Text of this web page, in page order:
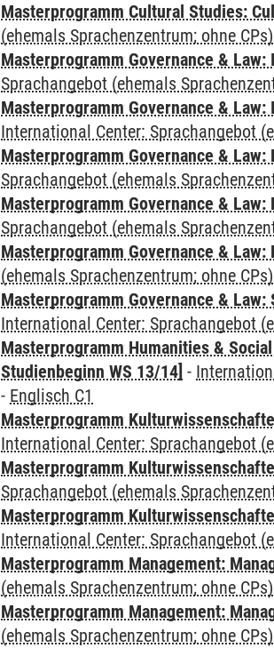
Masterprogramm Cultural Studies:
(ehemals Sprachenzentrum; ohne CPs)
Masterprogramm Governance &
Sprachangebot (ehemals
Masterprogramm Governance &
International Center: Sprachangebot
Masterprogramm Governance &
Sprachangebot (ehemals
Masterprogramm Governance &
Sprachangebot (ehemals
Masterprogramm Governance &
(ehemals Sprachenzentrum; ohne CPs)
Masterprogramm Governance &
International Center: Sprachangebot
Masterprogramm Humanities &
Studienbeginn WS 13/14] -
- Englisch C1
Masterprogramm
International Center: Sprachangebot
Masterprogramm
Sprachangebot (ehemals
Masterprogramm
International Center: Sprachangebot
Masterprogramm Management:
(ehemals Sprachenzentrum; ohne CPs)
Masterprogramm Management:
(ehemals Sprachenzentrum; ohne CPs)